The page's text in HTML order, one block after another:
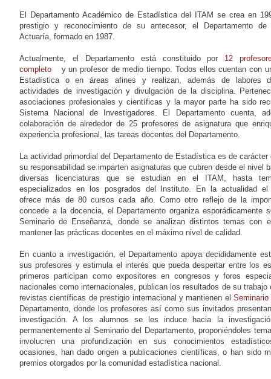
El Departamento Académico de Estadística del ITAM se crea en
prestigio y reconocimiento de su antecesor, el Departamento
Actuaría, formado en 1987.
Actualmente, el Departamento está constituido por 12
completo
y un profesor de medio tiempo. Todos ellos cuentan con
Estadística o en áreas afines y realizan, además de labores
actividades de investigación y divulgación de la disciplina.
asociaciones profesionales y científicas y la mayor parte ha sido
Sistema Nacional de Investigadores. El Departamento cuenta,
colaboración de alrededor de 25 profesores de asignatura que
experiencia profesional, las tareas docentes del Departamento.
La actividad primordial del Departamento de Estadística es de carácter
su responsabilidad se imparten asignaturas que cubren desde el nivel
diversas licenciaturas que se estudian en el ITAM, hasta
especializados en los posgrados del Instituto. En la actualidad el
ofrece más de 80 cursos cada año. Como otro reflejo de la
concede a la docencia, el Departamento organiza esporádicamente
Seminario de Enseñanza, donde se analizan distintos temas con
mantener las prácticas docentes en el máximo nivel de calidad.
En cuanto a investigación, el Departamento apoya decididamente
sus profesores y estimula el interés que pueda despertar entre los
primeros participan como expositores en congresos y foros
nacionales como internacionales, publican los resultados de su trabajo
revistas científicas de prestigio internacional y mantienen elSeminario
Departamento, donde los profesores así como sus invitados
investigación. A los alumnos se les induce hacia la
permanentemente al Seminario del Departamento, proponiéndoles
involucren una profundización en sus conocimientos
ocasiones, han dado origen a publicaciones científicas, o han sido
premios otorgados por la comunidad estadística nacional.